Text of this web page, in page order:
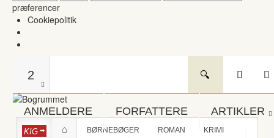
præferencer
Cookiepolitik
2
ANMELDERE FORFATTERE ARTIKLER
KIG BØRNEBØGER ROMAN KRIMI